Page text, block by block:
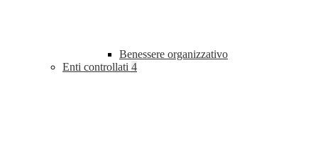
Benessere organizzativo
Enti controllati 4